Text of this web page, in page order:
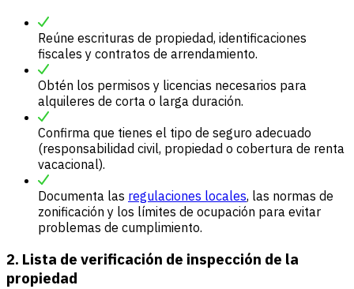
Reúne escrituras de propiedad, identificaciones
fiscales y contratos de arrendamiento.
Obtén los permisos y licencias necesarios para
alquileres de corta o larga duración.
Confirma que tienes el tipo de seguro adecuado
(responsabilidad civil, propiedad o cobertura de renta
vacacional).
Documenta las regulaciones locales, las normas de
zonificación y los límites de ocupación para evitar
problemas de cumplimiento.
2. Lista de verificación de inspección de la
propiedad